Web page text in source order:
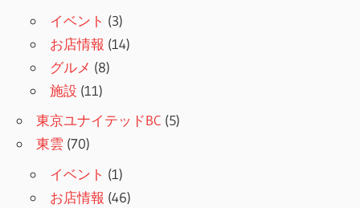
イベント (3)
お店情報 (14)
グルメ (8)
施設 (11)
東京ユナイテッドBC (5)
東雲 (70)
イベント (1)
お店情報 (46)